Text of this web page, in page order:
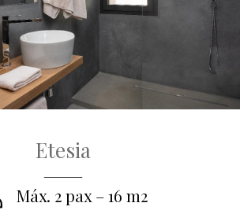
Etesia
Máx. 2 pax – 16 m2